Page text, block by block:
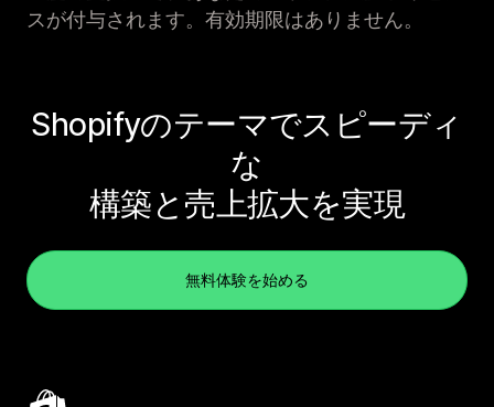
スが付与されます。有効期限はありません。
Shopifyのテーマでスピーディ
な
構築と売上拡大を実現
無料体験を始める